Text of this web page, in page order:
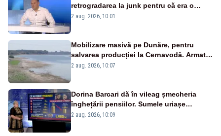
retrogradarea la junk pentru că era o
catastrofă pentru bănci și fondurile de
2 aug. 2026, 10:01
Mobilizare masivă pe Dunăre, pentru
salvarea producției la Cernavodă. Armata
va detona o stâncă și va devia apa
2 aug. 2026, 10:07
Dorina Barcari dă în vileag șmecheria
înghețării pensiilor. Sumele uriașe
pierdute de fiecare român
2 aug. 2026, 10:09